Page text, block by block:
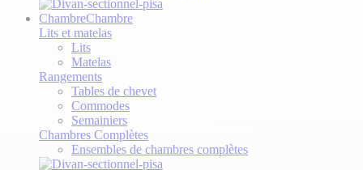
ChambreChambre
Lits et matelas
Lits
Matelas
Rangements
Tables de chevet
Commodes
Semainiers
Chambres Complètes
Ensembles de chambres complètes